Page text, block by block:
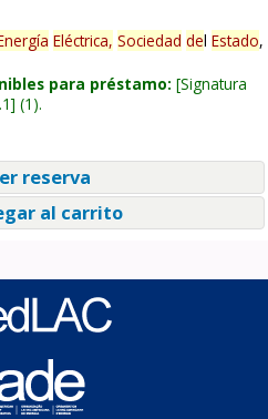
Eléctrica, Sociedad del Estado,
para préstamo: Signatura
(1).
reserva
al carrito